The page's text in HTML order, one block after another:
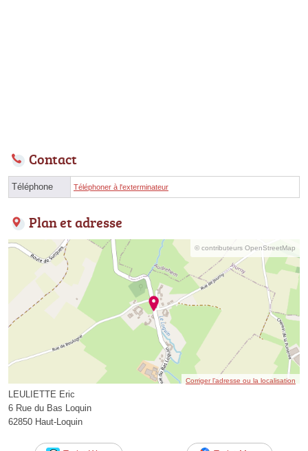
Contact
Téléphone Téléphoner à l'exterminateur
Plan et adresse
© contributeurs OpenStreetMap
Corriger l’adresse ou la localisation
LEULIETTE Eric
6 Rue du Bas Loquin
62850 Haut-Loquin